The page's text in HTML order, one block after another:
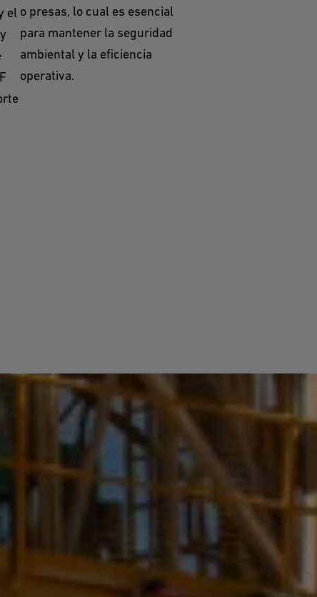
el o presas, lo cual es esencial
para mantener la seguridad
ambiental y la eficiencia
operativa.